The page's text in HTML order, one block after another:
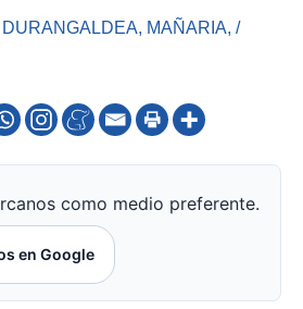
DURANGALDEA, MAÑARIA, /
como medio preferente.
en Google